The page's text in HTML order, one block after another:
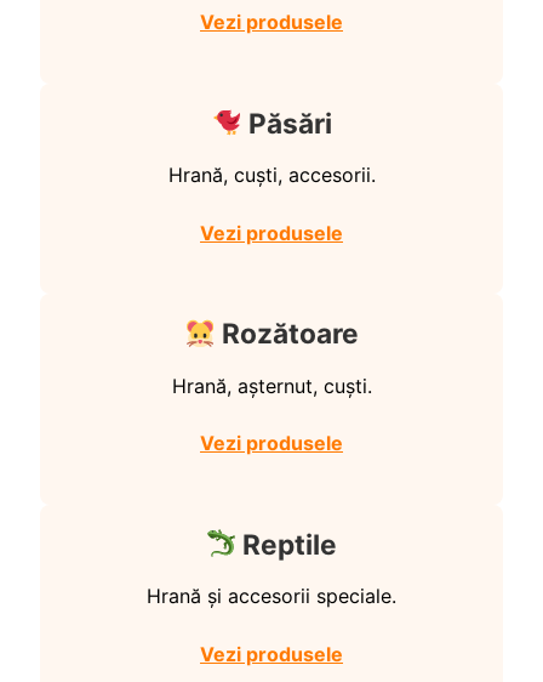
Vezi produsele
Păsări
Hrană, cuști, accesorii.
Vezi produsele
Rozătoare
Hrană, așternut, cuști.
Vezi produsele
Reptile
Hrană și accesorii speciale.
Vezi produsele